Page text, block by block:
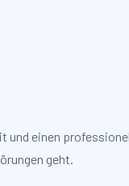
und einen
geht.